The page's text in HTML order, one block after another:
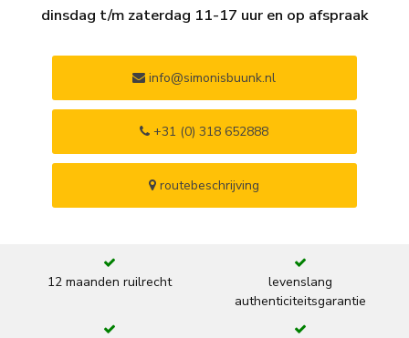
dinsdag t/m zaterdag 11-17 uur en op afspraak
info@simonisbuunk.nl
+31 (0) 318 652888
routebeschrijving
12 maanden ruilrecht
levenslang
authenticiteitsgarantie